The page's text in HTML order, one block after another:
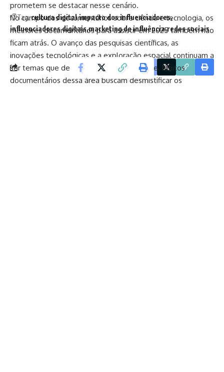
Tag:cultura digital impacto dos influenciadores
influenciadores digitais marketing de influência redes sociais
Facebook
prometem se destacar nesse cenário.
No campo dos documentários sobre ciência e tecnologia, os
melhores documentários para assistir em 2025 também não
ficam atrás. O avanço das pesquisas científicas, as
inovações tecnológicas e a exploração espacial continuam a
ser temas que despertam grande interesse. Muitos
documentários dessa área buscam desmistificar os